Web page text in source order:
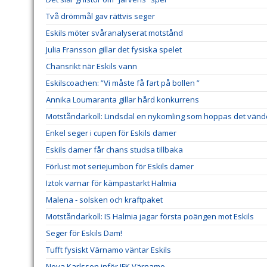
Två drömmål gav rättvis seger
Eskils möter svåranalyserat motstånd
Julia Fransson gillar det fysiska spelet
Chansrikt när Eskils vann
Eskilscoachen: ”Vi måste få fart på bollen ”
Annika Loumaranta gillar hård konkurrens
Motståndarkoll: Lindsdal en nykomling som hoppas det
Enkel seger i cupen för Eskils damer
Eskils damer får chans studsa tillbaka
Förlust mot seriejumbon för Eskils damer
Iztok varnar för kämpastarkt Halmia
Malena - solsken och kraftpaket
Motståndarkoll: IS Halmia jagar första poängen mot Eskils
Seger för Eskils Dam!
Tufft fysiskt Värnamo väntar Eskils